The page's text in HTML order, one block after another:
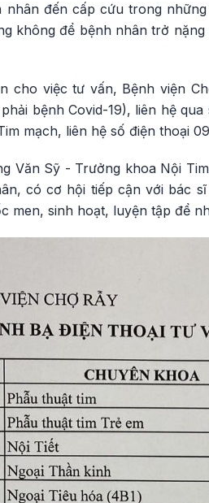
nhân đến cấp cứu trong
không để bệnh nhân trở
cho việc tư vấn, Bệnh viện
bệnh Covid-19), liên hệ
mạch, liên hệ số điện thoại
Văn Sỹ - Trưởng khoa Nội
có cơ hội tiếp cận với bác
men, sinh hoạt, luyện tập để